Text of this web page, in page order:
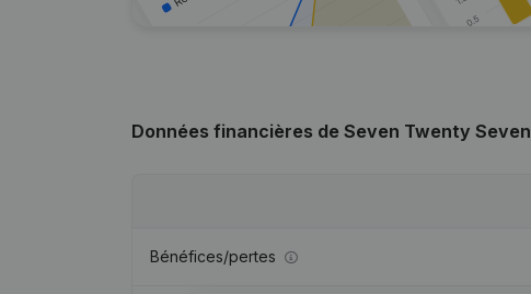
Données financières de Seven Twenty Seven
Bénéfices/pertes